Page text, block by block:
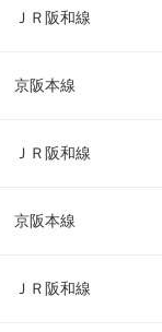
ＪＲ阪和線
京阪本線
ＪＲ阪和線
京阪本線
ＪＲ阪和線